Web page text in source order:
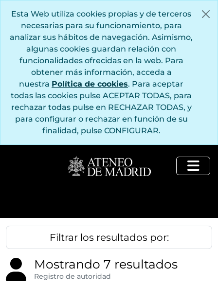
Esta Web utiliza cookies propias y de terceros
necesarias para su funcionamiento, para
analizar sus hábitos de navegación. Asimismo,
algunas cookies guardan relación con
funcionalidades ofrecidas en la web. Para
obtener más información, acceda a
nuestra Política de cookies. Para aceptar
todas las cookies pulse ACEPTAR TODAS, para
rechazar todas pulse en RECHAZAR TODAS, y
para configurar o rechazar en función de su
finalidad, pulse CONFIGURAR.
Filtrar los resultados por:
Mostrando 7 resultados
Registro de autoridad